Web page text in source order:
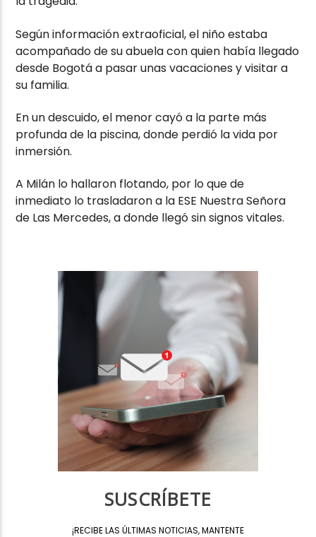
Según información extraoficial, el niño estaba
acompañado de su abuela con quien había llegado
desde Bogotá a pasar unas vacaciones y visitar a
su familia.
En un descuido, el menor cayó a la parte más
profunda de la piscina, donde perdió la vida por
inmersión.
A Milán lo hallaron flotando, por lo que de
inmediato lo trasladaron a la ESE Nuestra Señora
de Las Mercedes, a donde llegó sin signos vitales.
SUSCRÍBETE
¡RECIBE LAS ÚLTIMAS NOTICIAS, MANTENTE